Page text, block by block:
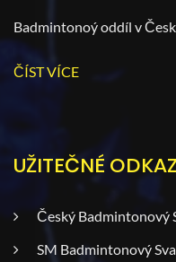
Badmintonoý oddíl v
ČÍST VÍCE
UŽITEČNÉ
Český Badmintonový
SM Badmintonový